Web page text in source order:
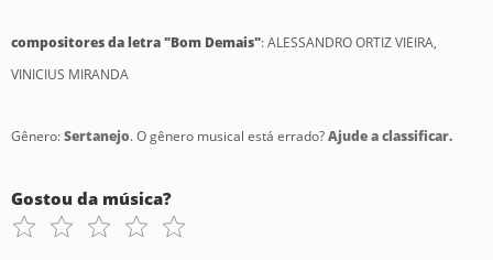
compositores da letra "Bom Demais": ALESSANDRO ORTIZ VIEIRA,
VINICIUS MIRANDA
Gênero:Sertanejo. O gênero musical está errado?Ajude a classificar.
Gostou da música?